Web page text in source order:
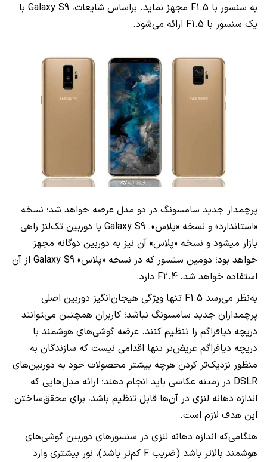
به سنسور با F1.5 مجهز نماید. براساس شایعات، Galaxy S9 با
یک سنسور با F1.5 ارائه می‌شود.
پرچمدار جدید سامسونگ در دو مدل عرضه خواهد شد؛ نسخه
«استاندارد» و نسخه «پلاس». Galaxy S9 با دوربین تک‌لنز راهی
بازار می‏شود و نسخه «پلاس» آن نیز به دوربین دوگانه مجهز
خواهد بود؛ دومین سنسور که در نسخه «پلاس» Galaxy S9 از آن
استفاده خواهد شد، F2.4 دارد.
به‌نظر می‌رسد F1.5 تنها ویژگی هیجان‌انگیز دوربین اصلی
پرچمداران جدید سامسونگ نباشد؛ کاربران همچنین می‌‍توانند
دریچه دیافراگم را تنظیم کنند. عرضه گوشی‌های هوشمند با
دریچه دیافراگم عریض‌تر تنها اقدامی نیست که سازندگان به
منظور نزدیک‌تر کردن هرچه بیشتر محصولات خود به دوربین‌های
DSLR در زمینه عکاسی باید انجام دهند؛ ارائه مدل‌هایی که
اندازه دهانه لنزی در آن‌ها قابل تنظیم باشد، برای محقق‌ساختن
این هدف لازم است.
هنگامی‌که اندازه دهانه لنزی در سنسورهای دوربین گوشی‌های
هوشمند بالاتر باشد (ضریب F کم‌تر باشد)، نور بیشتری وارد